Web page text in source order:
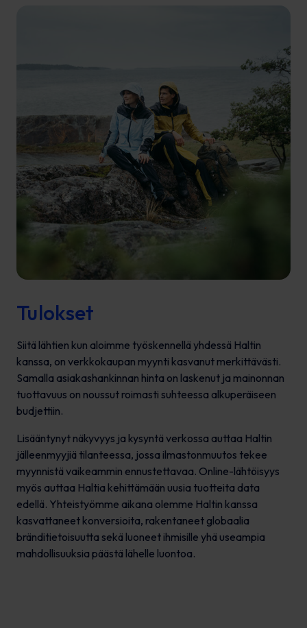
Tulokset
Siitä lähtien kun aloimme työskennellä yhdessä Haltin
kanssa, on verkkokaupan myynti kasvanut merkittävästi.
Samalla asiakashankinnan hinta on laskenut ja mainonnan
tuottavuus on noussut roimasti suhteessa alkuperäiseen
budjettiin.
Lisääntynyt näkyvyys ja kysyntä verkossa auttaa Haltin
jälleenmyyjiä tilanteessa, jossa ilmastonmuutos tekee
myynnistä vaikeammin ennustettavaa. Online-lähtöisyys
myös auttaa Haltia kehittämään uusia tuotteita data
edellä. Yhteistyömme aikana olemme Haltin kanssa
kasvattaneet konversioita, rakentaneet globaalia
bränditietoisuutta sekä luoneet ihmisille yhä useampia
mahdollisuuksia päästä lähelle luontoa.